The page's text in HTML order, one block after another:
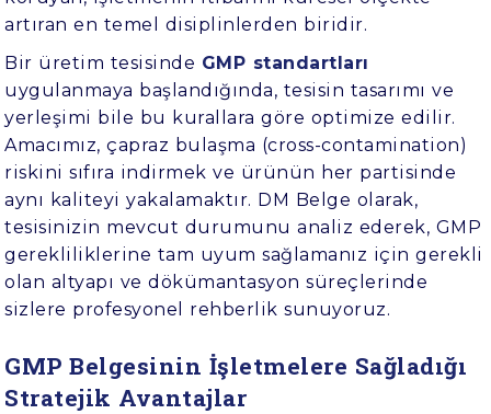
artıran en temel disiplinlerden biridir.
Bir üretim tesisinde GMP standartları
uygulanmaya başlandığında, tesisin tasarımı ve
yerleşimi bile bu kurallara göre optimize edilir.
Amacımız, çapraz bulaşma (cross-contamination)
riskini sıfıra indirmek ve ürünün her partisinde
aynı kaliteyi yakalamaktır. DM Belge olarak,
tesisinizin mevcut durumunu analiz ederek, GMP
gerekliliklerine tam uyum sağlamanız için gerekli
olan altyapı ve dökümantasyon süreçlerinde
sizlere profesyonel rehberlik sunuyoruz.
GMP Belgesinin İşletmelere Sağladığı
Stratejik Avantajlar